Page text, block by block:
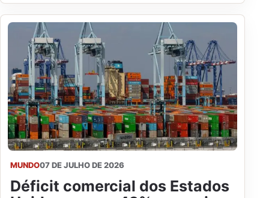
MUNDO07 DE JULHO DE 2026
Déficit comercial dos Estados